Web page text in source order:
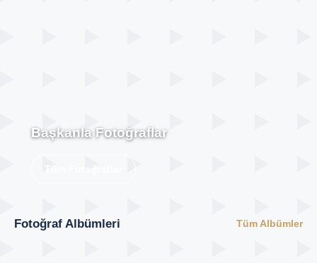
Başkanla Fotoğraflar
Fotoğraf Albümleri Tüm Albümler